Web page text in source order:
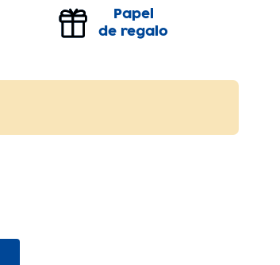
Papel
de regalo